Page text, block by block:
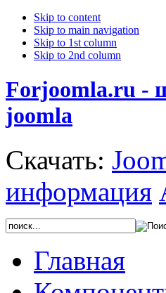
Skip to content
Skip to main navigation
Skip to 1st column
Skip to 2nd column
Forjoomla.ru -
joomla
Скачать:
информация
Главная